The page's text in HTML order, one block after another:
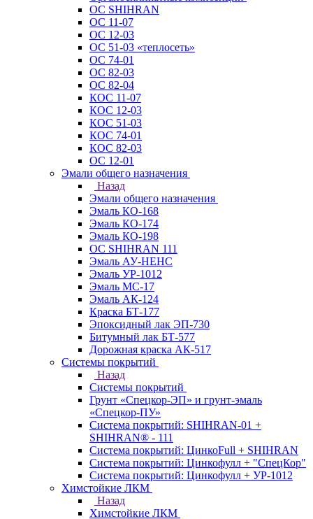
ОС SHIHRAN
ОС 11-07
ОС 12-03
ОС 51-03 «теплосеть»
ОС 74-01
ОС 82-03
ОС 82-04
КОС 11-07
КОС 12-03
КОС 51-03
КОС 74-01
КОС 82-03
ОС 12-01
Эмали общего назначения
Назад
Эмали общего назначения
Эмаль КО-168
Эмаль КО-174
Эмаль КО-198
ОС SHIHRAN 111
Эмаль АУ-НЕНС
Эмаль УР-1012
Эмаль МС-17
Эмаль АК-124
Краска БТ-177
Эпоксидный лак ЭП-730
Битумный лак БТ-577
Дорожная краска АК-517
Системы покрытий
Назад
Системы покрытий
Грунт «Спецкор-ЭП» и грунт-эмаль
«Спецкор-ПУ»
Система покрытий: SHIHRAN-01 +
SHIHRAN® - 111
Система покрытий: ЦинкоFull + SHIHRAN
Система покрытий: Цинкофулл + "СпецКор"
Система покрытий: Цинкофулл + УР-1012
Химстойкие ЛКМ
Назад
Химстойкие ЛКМ